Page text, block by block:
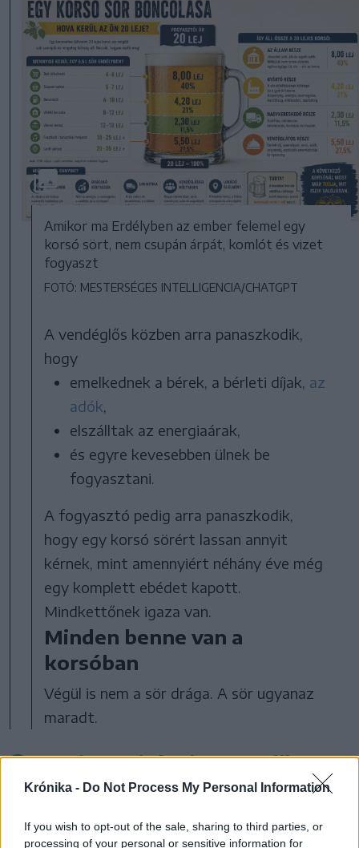
Krónika - Do Not Process My Personal Information
If you wish to opt-out of the sale, sharing to third parties, or
processing of your personal or sensitive information for
Amikor ma Erdélyben az ember felemel egy
korsó sört, nem csupán árpát, komlót és vizet
fogyaszt
FOTÓ: MESTERSÉGES INTELLIGENCIA/CHATGPT
A vendéglős közben arra panaszkodik,
hogy
emelkednek a bérek, a bérleti díjak, az
adók,
elszálltak az energiaárak,
és egyre kevesebben ülnek be
fogyasztani.
A fogyasztó pedig arra panaszkodik,
hogy egy korsó sörért lassan annyit
kérnek, mint amennyiért néhány éve még
egy komplett ebédet kapott.
Mindkettőnek igaza van.
Minden benne van a
korsóban
Végül is nem a sör drága. A sör ugyanaz
maradt.
Ami megdrágult, az az állam, a
szállítás, az energia, a
tulajdonképpen minden más